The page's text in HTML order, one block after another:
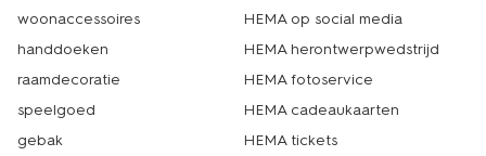
woonaccessoires
handdoeken
raamdecoratie
speelgoed
gebak
HEMA op social media
HEMA herontwerpwedstrijd
HEMA fotoservice
HEMA cadeaukaarten
HEMA tickets